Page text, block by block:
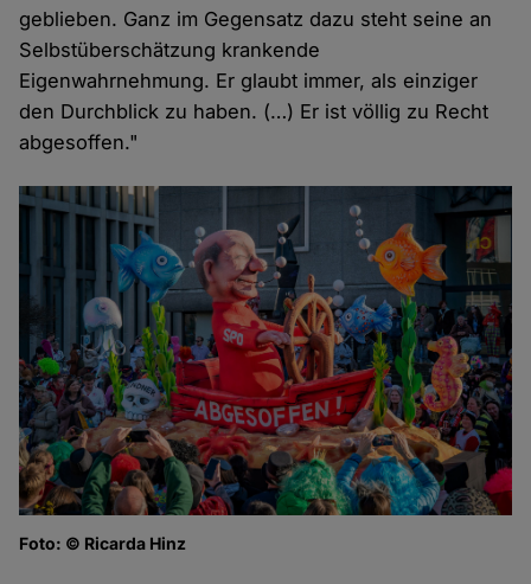
geblieben. Ganz im Gegensatz dazu steht seine an
Selbstüberschätzung krankende
Eigenwahrnehmung. Er glaubt immer, als einziger
den Durchblick zu haben. (…) Er ist völlig zu Recht
abgesoffen."
Foto: © Ricarda Hinz